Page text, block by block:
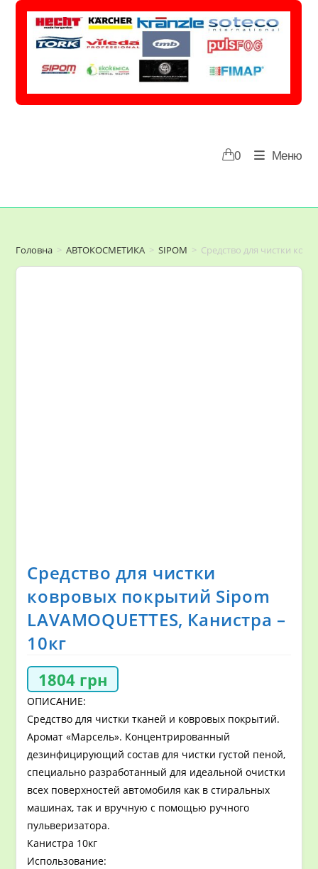
Перейти
0 Меню
Головна > АВТОКОСМЕТИКА > SIPOM > Средство для чистки
Средство для чистки
ковровых покрытий Sipom
LAVAMOQUETTES, Канистра –
10кг
1804 грн
ОПИСАНИЕ:
Средство для чистки тканей и ковровых покрытий.
Аромат «Марсель». Концентрированный
дезинфицирующий состав для чистки густой пеной,
специально разработанный для идеальной очистки
всех поверхностей автомобиля как в стиральных
машинах, так и вручную с помощью ручного
пульверизатора.
Канистра 10кг
Использование: